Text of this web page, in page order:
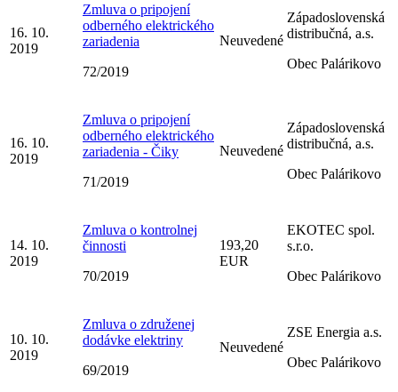
16. 10.
2019
Zmluva o pripojení
odberného elektrického
zariadenia
72/2019
Neuvedené
Západoslovenská
distribučná, a.s.
Obec Palárikovo
16. 10.
2019
Zmluva o pripojení
odberného elektrického
zariadenia - Čiky
71/2019
Neuvedené
Západoslovenská
distribučná, a.s.
Obec Palárikovo
14. 10.
2019
Zmluva o kontrolnej
činnosti
70/2019
193,20
EUR
EKOTEC spol.
s.r.o.
Obec Palárikovo
10. 10.
2019
Zmluva o združenej
dodávke elektriny
69/2019
Neuvedené
ZSE Energia a.s.
Obec Palárikovo